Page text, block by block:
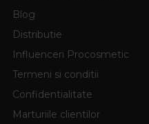
Blog
Distributie
Influenceri Procosmetic
Termeni si conditii
Confidentialitate
Marturiile clientilor